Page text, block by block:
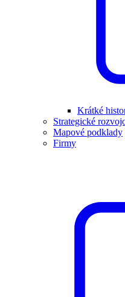
Krátké
Strategické
Mapové podklady
Firmy